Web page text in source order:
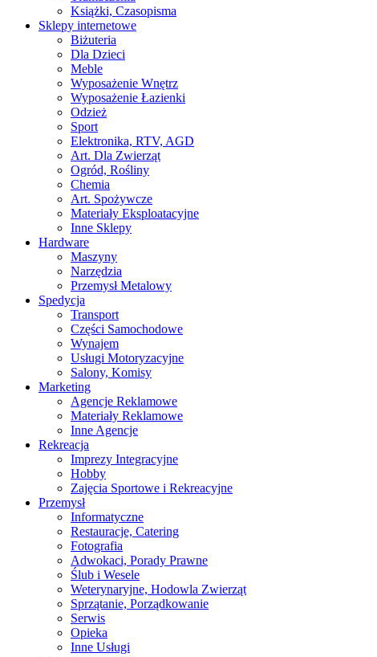
Książki, Czasopisma
Sklepy internetowe
Biżuteria
Dla Dzieci
Meble
Wyposażenie Wnętrz
Wyposażenie Łazienki
Odzież
Sport
Elektronika, RTV, AGD
Art. Dla Zwierząt
Ogród, Rośliny
Chemia
Art. Spożywcze
Materiały Eksploatacyjne
Inne Sklepy
Hardware
Maszyny
Narzędzia
Przemysł Metalowy
Spedycja
Transport
Części Samochodowe
Wynajem
Usługi Motoryzacyjne
Salony, Komisy
Marketing
Agencje Reklamowe
Materiały Reklamowe
Inne Agencje
Rekreacja
Imprezy Integracyjne
Hobby
Zajęcia Sportowe i Rekreacyjne
Przemysł
Informatyczne
Restauracje, Catering
Fotografia
Adwokaci, Porady Prawne
Ślub i Wesele
Weterynaryjne, Hodowla Zwierząt
Sprzątanie, Porządkowanie
Serwis
Opieka
Inne Usługi